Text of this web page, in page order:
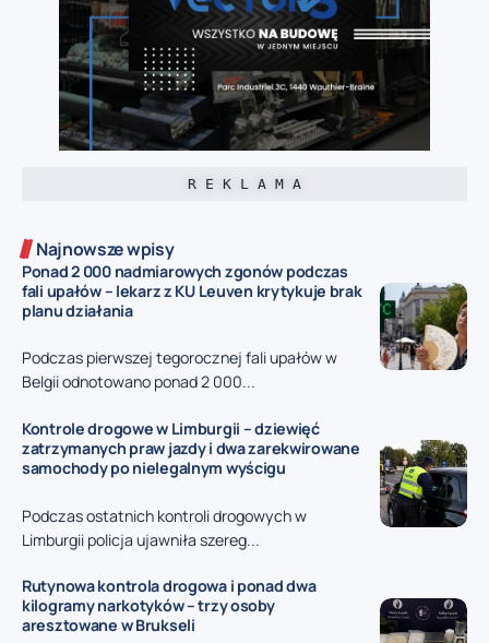
R E K L A M A
Najnowsze wpisy
Ponad 2 000 nadmiarowych zgonów podczas
fali upałów – lekarz z KU Leuven krytykuje brak
planu działania
Podczas pierwszej tegorocznej fali upałów w
Belgii odnotowano ponad 2 000...
Kontrole drogowe w Limburgii – dziewięć
zatrzymanych praw jazdy i dwa zarekwirowane
samochody po nielegalnym wyścigu
Podczas ostatnich kontroli drogowych w
Limburgii policja ujawniła szereg...
Rutynowa kontrola drogowa i ponad dwa
kilogramy narkotyków – trzy osoby
aresztowane w Brukseli